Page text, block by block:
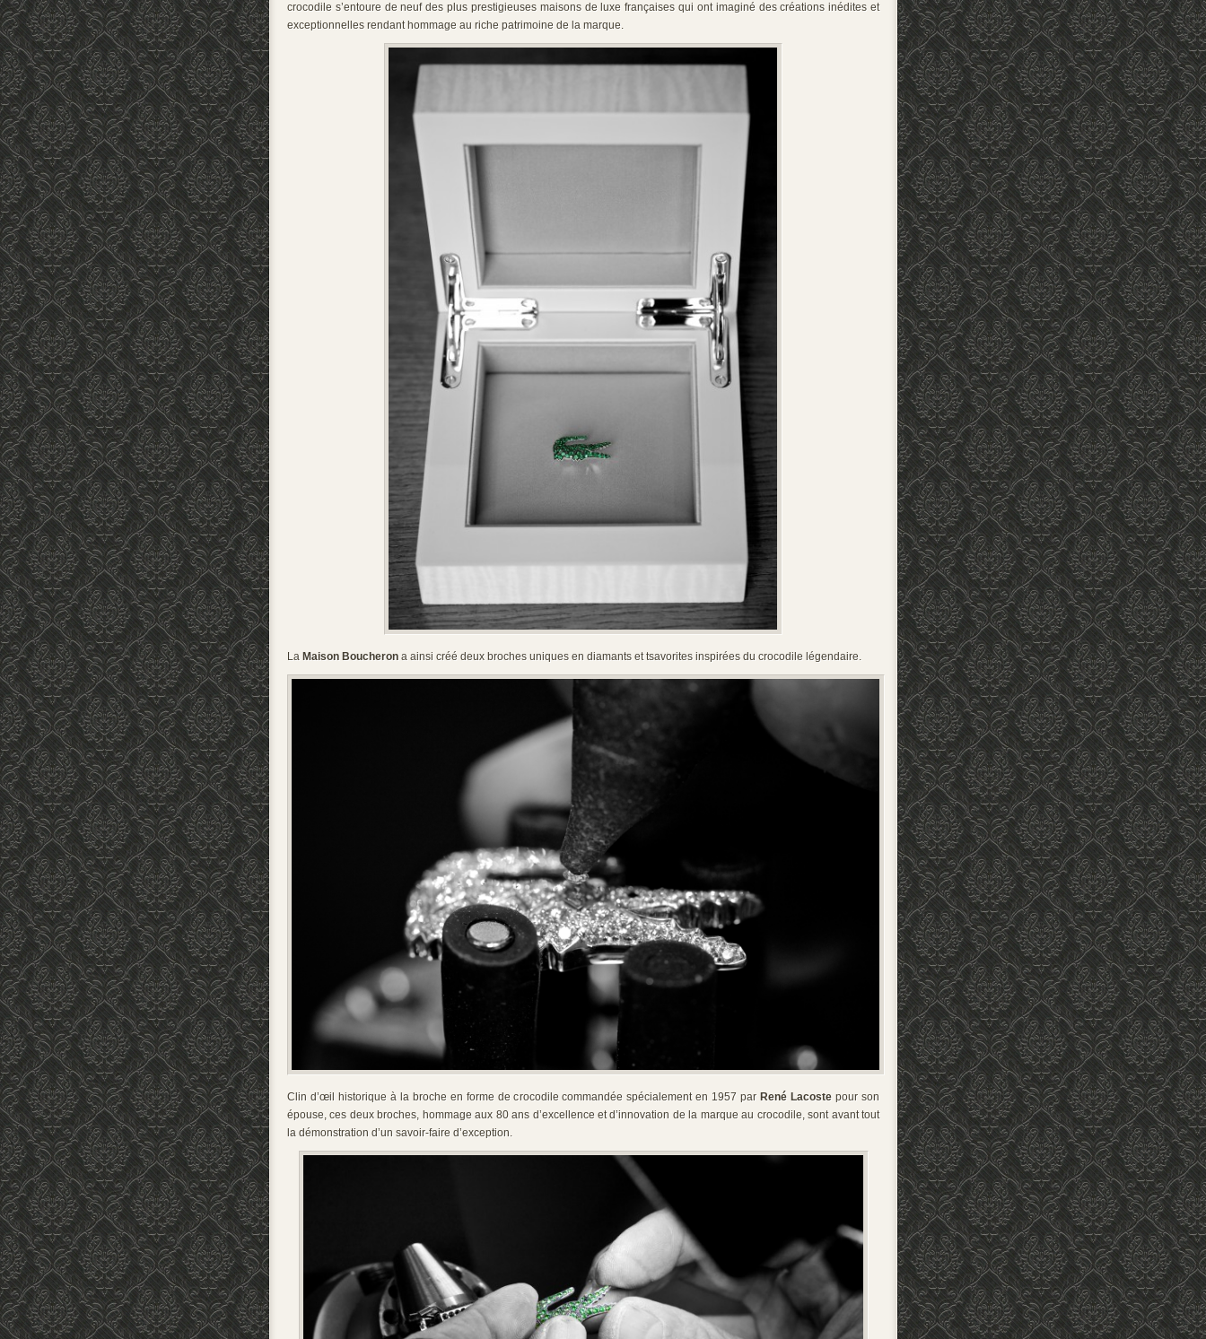
crocodile s’entoure de neuf des plus prestigieuses maisons de luxe françaises qui ont imaginé des créations inédites et
exceptionnelles rendant hommage au riche patrimoine de la marque.
La Maison Boucheron a ainsi créé deux broches uniques en diamants et tsavorites inspirées du crocodile légendaire.
Clin d’œil historique à la broche en forme de crocodile commandée spécialement en 1957 par René Lacoste pour son
épouse, ces deux broches, hommage aux 80 ans d’excellence et d’innovation de la marque au crocodile, sont avant tout
la démonstration d’un savoir-faire d’exception.